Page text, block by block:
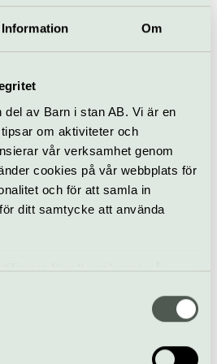
Information Om
del av Barn i stan AB. Vi är en
om aktiviteter och
vår verksamhet genom
cookies på vår webbplats för
och för att samla in
ditt samtycke att använda
för att analysera vår
för sociala medier. Vi
identifierare och annan
till de sociala medier och
en ständigt pågående
att vi alltid håller ett
och nu är så
ett bra sätt för att
Vi ser att det är vanligare att
till fotokonsten med hjälp av
efter är fotografer som visar
både nutida och framtida
av.